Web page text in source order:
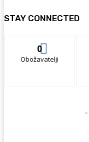
STAY CONNECTED
0
Obožavatelji
-